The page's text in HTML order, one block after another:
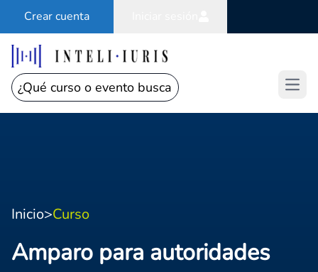
Crear cuenta
Inicio>Curso
Amparo para autoridades